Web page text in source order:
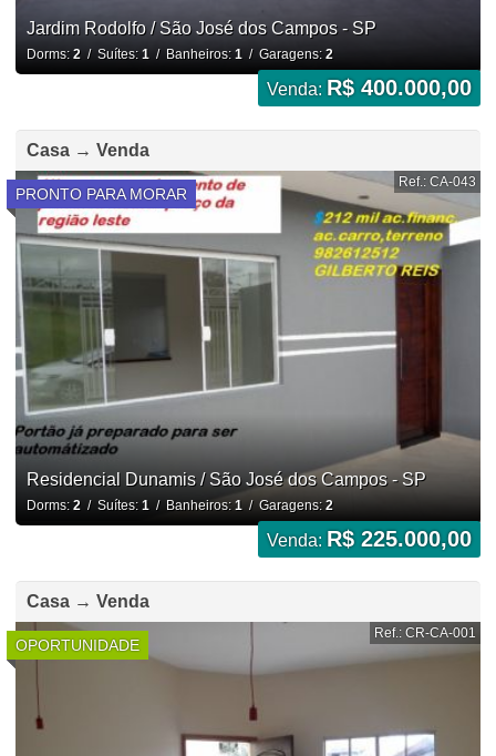
Jardim Rodolfo / São José dos Campos - SP
Dorms: 2/ Suítes: 1/ Banheiros: 1/ Garagens: 2
Venda: R$ 400.000,00
Casa → Venda
PRONTO PARA MORAR
Ref.: CA-043
Residencial Dunamis / São José dos Campos - SP
Dorms: 2/ Suítes: 1/ Banheiros: 1/ Garagens: 2
Venda: R$ 225.000,00
Casa → Venda
OPORTUNIDADE
Ref.: CR-CA-001